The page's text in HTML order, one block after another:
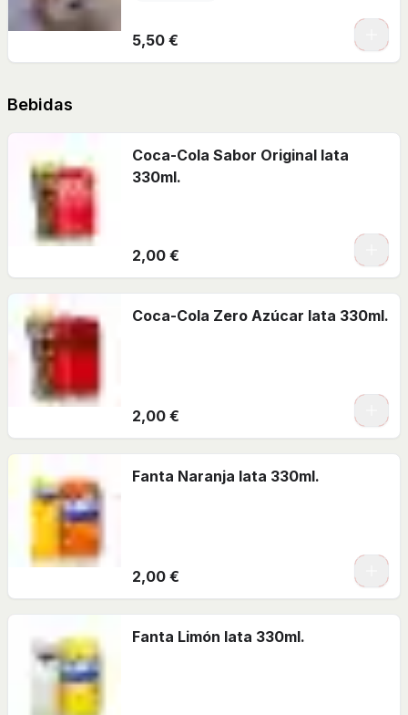
5,50 €
Bebidas
Coca-Cola Sabor Original lata
330ml.
2,00 €
Coca-Cola Zero Azúcar lata 330ml.
2,00 €
Fanta Naranja lata 330ml.
2,00 €
Fanta Limón lata 330ml.